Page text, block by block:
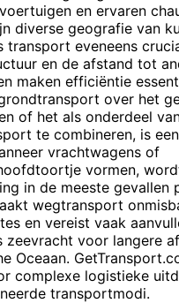
en ervaren
diverse geografie van
transport eveneens
en de afstand tot
maken efficiëntie
over het
of het als onderdeel
te combineren, is
vrachtwagens of
vormen,
in de meeste gevallen
wegtransport
en vereist vaak
zeevracht voor langere
Oceaan.
complexe logistieke
transportmodi.